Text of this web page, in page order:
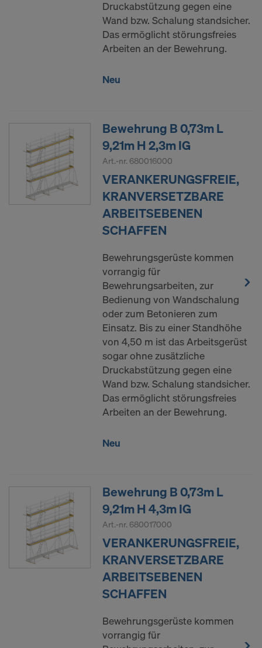
Druckabstützung gegen eine
Wand bzw. Schalung standsicher.
Das ermöglicht störungsfreies
Arbeiten an der Bewehrung.
Neu
Bewehrung B 0,73m L
9,21m H 2,3m IG
Art.-nr. 680016000
VERANKERUNGSFREIE,
KRANVERSETZBARE
ARBEITSEBENEN
SCHAFFEN
Bewehrungsgerüste kommen
vorrangig für
Bewehrungsarbeiten, zur
Bedienung von Wandschalung
oder zum Betonieren zum
Einsatz. Bis zu einer Standhöhe
von 4,50 m ist das Arbeitsgerüst
sogar ohne zusätzliche
Druckabstützung gegen eine
Wand bzw. Schalung standsicher.
Das ermöglicht störungsfreies
Arbeiten an der Bewehrung.
Neu
Bewehrung B 0,73m L
9,21m H 4,3m IG
Art.-nr. 680017000
VERANKERUNGSFREIE,
KRANVERSETZBARE
ARBEITSEBENEN
SCHAFFEN
Bewehrungsgerüste kommen
vorrangig für